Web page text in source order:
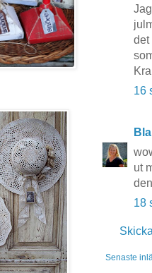
det
16
ut
18
Senaste